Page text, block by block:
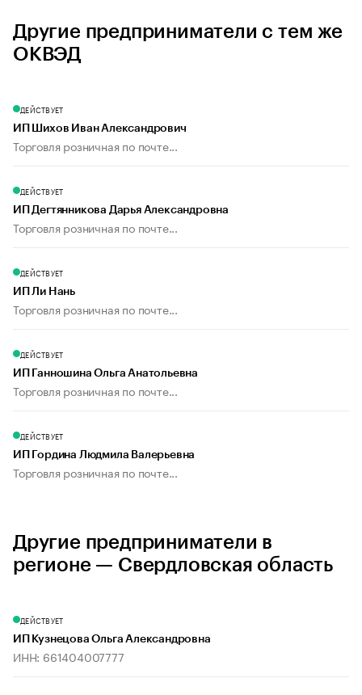
Другие предприниматели с тем же
ОКВЭД
ДЕЙСТВУЕТ
ИП Шихов Иван Александрович
Торговля розничная по почте...
ДЕЙСТВУЕТ
ИП Дегтянникова Дарья Александровна
Торговля розничная по почте...
ДЕЙСТВУЕТ
ИП Ли Нань
Торговля розничная по почте...
ДЕЙСТВУЕТ
ИП Ганношина Ольга Анатольевна
Торговля розничная по почте...
ДЕЙСТВУЕТ
ИП Гордина Людмила Валерьевна
Торговля розничная по почте...
Другие предприниматели в
регионе — Свердловская область
ДЕЙСТВУЕТ
ИП Кузнецова Ольга Александровна
ИНН: 661404007777